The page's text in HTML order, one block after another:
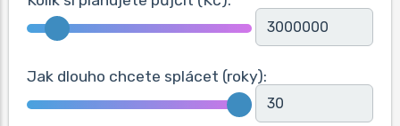
Jak dlouho chcete splácet (roky):